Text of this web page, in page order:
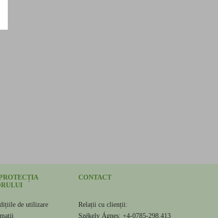
de utilizare
CONTACT
Relații cu clienții:
Székely Ágnes: +4-0785-298.413